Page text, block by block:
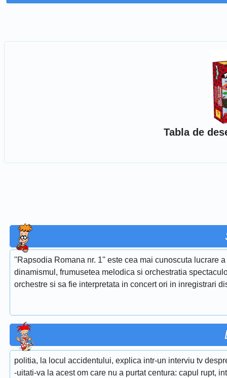
Tabla de
''Rapsodia Romana nr. 1'' este cea mai cunoscuta lucrare
dinamismul, frumusetea melodica si orchestratia
orchestre si sa fie interpretata in concert ori in inregistrari
politia, la locul accidentului, explica intr-un interviu tv
-uitati-va la acest om care nu a purtat centura: capul rupt,